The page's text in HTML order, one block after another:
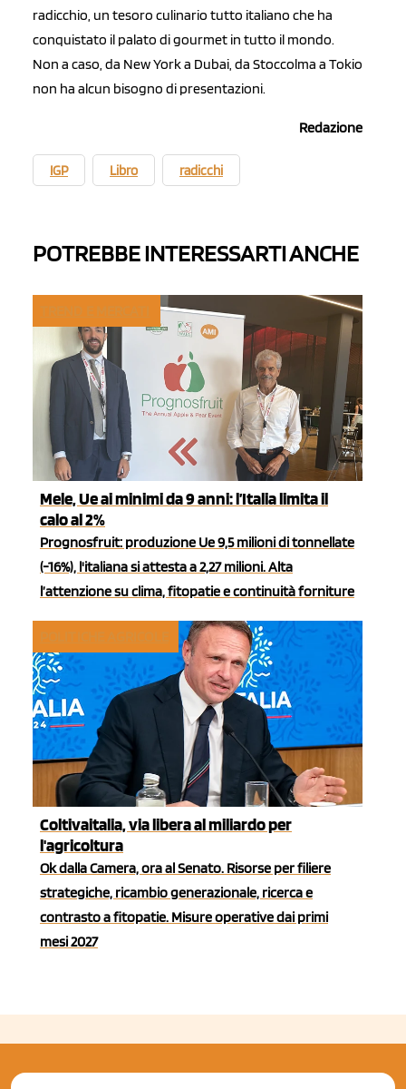
radicchio, un tesoro culinario tutto italiano che ha
conquistato il palato di gourmet in tutto il mondo.
Non a caso, da New York a Dubai, da Stoccolma a Tokio
non ha alcun bisogno di presentazioni.
Redazione
IGP Libro radicchi
POTREBBE INTERESSARTI ANCHE
Mele, Ue ai minimi da 9 anni: l’Italia limita il
calo al 2%
Prognosfruit: produzione Ue 9,5 milioni di tonnellate
(-16%), l'italiana si attesta a 2,27 milioni. Alta
l’attenzione su clima, fitopatie e continuità forniture
Coltivaitalia, via libera al miliardo per
l'agricoltura
Ok dalla Camera, ora al Senato. Risorse per filiere
strategiche, ricambio generazionale, ricerca e
contrasto a fitopatie. Misure operative dai primi
mesi 2027